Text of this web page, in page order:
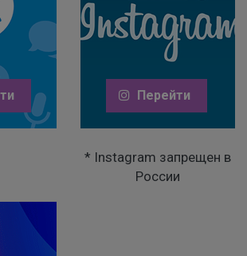
Перейти
* Instagram запрещен в
России